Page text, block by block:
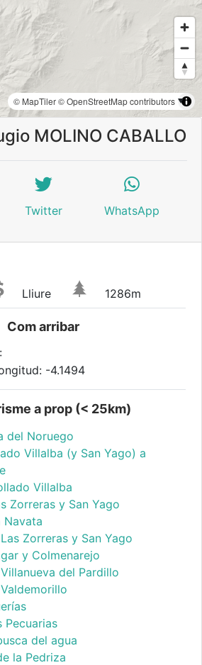
© MapTiler© OpenStreetMap contributors
MOLINO CABALLO
Twitter WhatsApp
Lliure 1286m
Com arribar
-4.1494
a prop (< 25km)
del Noruego
Villalba (y San Yago) a
Villalba
Zorreras y San Yago
Navata
Zorreras y San Yago
y Colmenarejo
del Pardillo
Pecuarias
del agua
la Pedriza